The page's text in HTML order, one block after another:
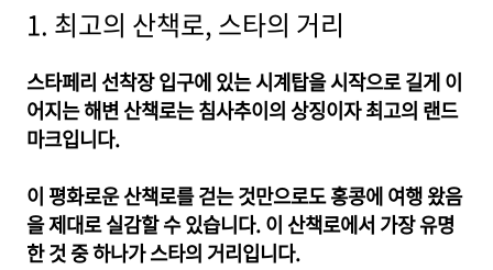
1. 최고의 산책로, 스타의 거리
스타페리 선착장 입구에 있는 시계탑을 시작으로 길게 이
어지는 해변 산책로는 침사추이의 상징이자 최고의 랜드
마크입니다.
이 평화로운 산책로를 걷는 것만으로도 홍콩에 여행 왔음
을 제대로 실감할 수 있습니다. 이 산책로에서 가장 유명
한 것 중 하나가 스타의 거리입니다.